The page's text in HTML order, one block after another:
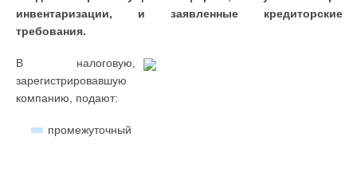
инвентаризации, и заявленные кредиторские
требования.
В налоговую,
зарегистрировавшую
компанию, подают:
промежуточный